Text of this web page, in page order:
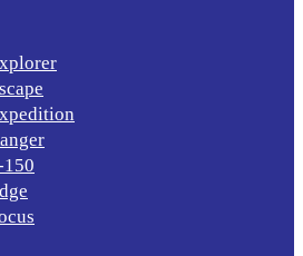
150